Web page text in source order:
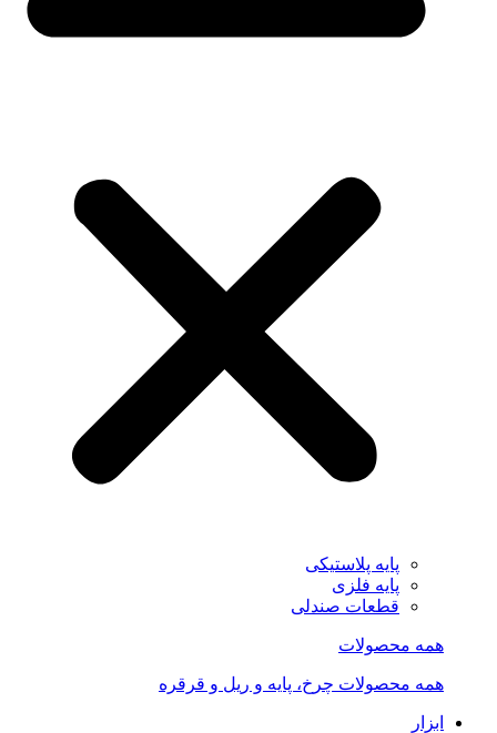
پایه پلاستیکی
پایه فلزی
قطعات صندلی
همه محصولات
همه محصولات چرخ، پایه و ریل و قرقره
ابزار